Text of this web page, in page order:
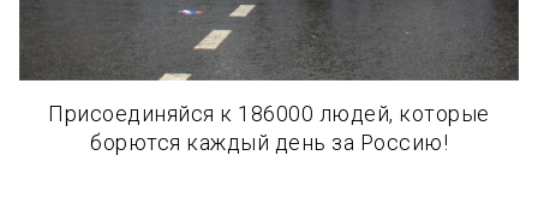
Присоединяйся к 186000 людей, которые
борются каждый день за Россию!